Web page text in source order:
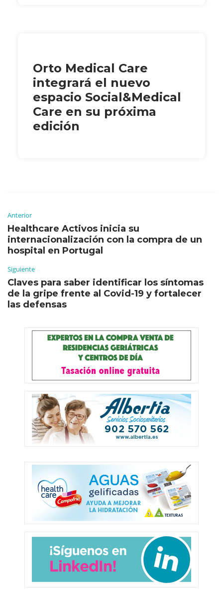
Orto Medical Care
integrará el nuevo
espacio Social&Medical
Care en su próxima
edición
Anterior
Healthcare Activos inicia su
internacionalización con la compra de un
hospital en Portugal
Siguiente
Claves para saber identificar los síntomas
de la gripe frente al Covid-19 y fortalecer
las defensas